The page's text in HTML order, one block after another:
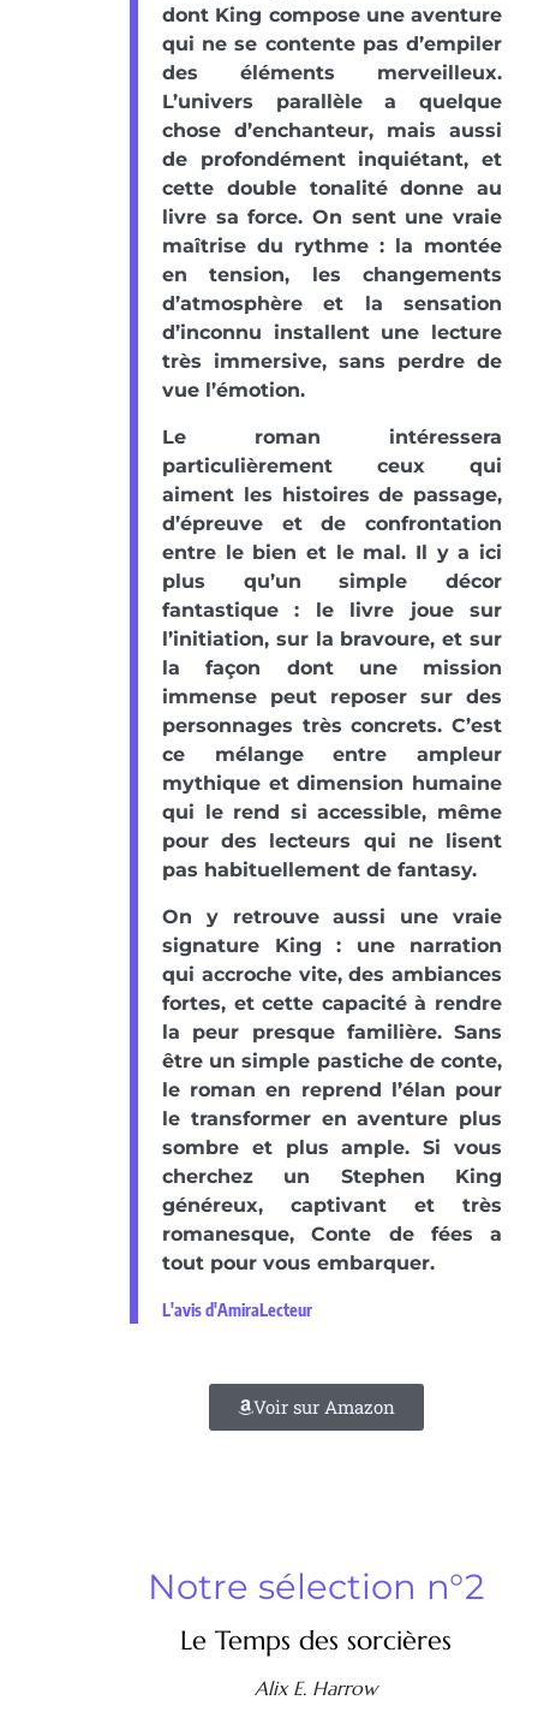
dont King compose une aventure
qui ne se contente pas d’empiler
des éléments merveilleux.
L’univers parallèle a quelque
chose d’enchanteur, mais aussi
de profondément inquiétant, et
cette double tonalité donne au
livre sa force. On sent une vraie
maîtrise du rythme : la montée
en tension, les changements
d’atmosphère et la sensation
d’inconnu installent une lecture
très immersive, sans perdre de
vue l’émotion.
Le roman intéressera
particulièrement ceux qui
aiment les histoires de passage,
d’épreuve et de confrontation
entre le bien et le mal. Il y a ici
plus qu’un simple décor
fantastique : le livre joue sur
l’initiation, sur la bravoure, et sur
la façon dont une mission
immense peut reposer sur des
personnages très concrets. C’est
ce mélange entre ampleur
mythique et dimension humaine
qui le rend si accessible, même
pour des lecteurs qui ne lisent
pas habituellement de fantasy.
On y retrouve aussi une vraie
signature King : une narration
qui accroche vite, des ambiances
fortes, et cette capacité à rendre
la peur presque familière. Sans
être un simple pastiche de conte,
le roman en reprend l’élan pour
le transformer en aventure plus
sombre et plus ample. Si vous
cherchez un Stephen King
généreux, captivant et très
romanesque, Conte de fées a
tout pour vous embarquer.
L'avis d'AmiraLecteur
Voir sur Amazon
Notre sélection n°2
Le Temps des sorcières
Alix E. Harrow